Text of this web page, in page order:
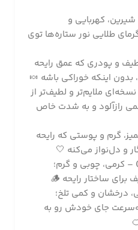
کهربایی و
طلایی نور ستاره‌ها توی
و پودری که عمق رایحه
بدون اینکه خوراکی باشه 🍬
ملایم‌تر و لطیف‌تر از
رازآلود و به شدت خاص
گرم و پوستی که رایحه
و دل‌نواز می‌کنه 🤍
– کرمی، چوبی و گرم؛
ساختار رایحه 🪵
درخشان و کمی تلخ؛
جای خودش رو به